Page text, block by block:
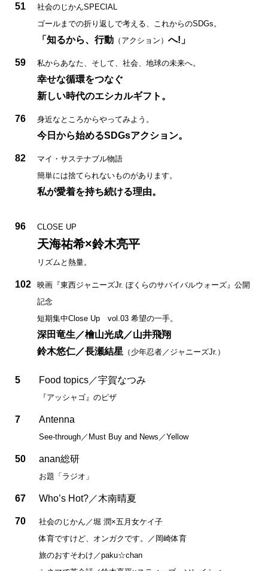
51
社会のじかんSPECIAL
ゴールまでの折り返しで考える、これからのSDGs。
「知るから、行動 （アクション） へ!」
59 私からあなた、そして、社会、地球の未来へ。
幸せな循環をつなぐ
新しい時代のエシカルギフト。
76 身近なところからやってみよう。
今日から始めるSDGsアクション。
82
マイ・サステナブル物語
簡単には捨てられないものがあります。
私が愛着を持ち続ける理由。
96 CLOSE UP
天海祐希×鈴木亮平
リズムと熱量。
102
映画『東西ジャニーズJr. ぼくらのサバイバルウォーズ』公開
記念
短期集中Close Up vol.03 希望の一手。
深田竜生／檜山光成／山井飛翔
鈴木悠仁／長瀬結星 （少年忍者／ジャニーズJr.）
5 Food topics／宇賀なつみ
『アッシャゴ』のピザ
7 Antenna
See-through／Must Buy and News／Yellow
50 anan総研
お題「ラジオ」
67 Who’s Hot?／木南晴夏
70
社会のじかん／堀 潤×五月女ケイ子
体育ですけど、オンガクです。／岡崎体育
旅のおすそわけ／paku☆chan